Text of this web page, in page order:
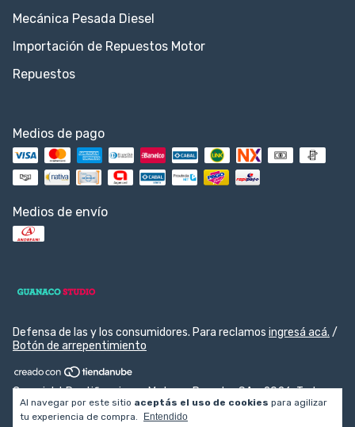
Al navegar por este sitio aceptás el uso de cookies para agilizar
tu experiencia de compra.
Entendido
Mecánica Pesada Diesel
Importación de Repuestos Motor
Repuestos
Medios de pago
Medios de envío
Defensa de las y los consumidores. Para reclamos ingresá acá. /
Botón de arrepentimiento
Copyright Rectificaciones Motores Pesados SA - 2026. Todos
los derechos reservados.